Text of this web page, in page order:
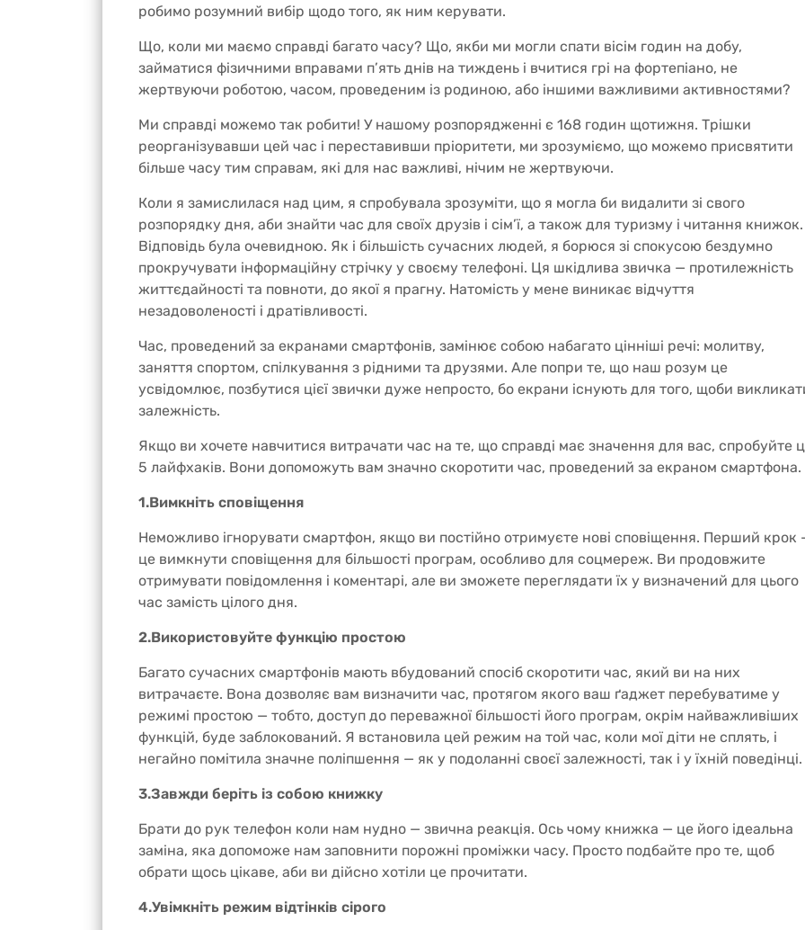
робимо розумний вибір щодо того, як ним керувати.
Що, коли ми маємо справді багато часу? Що, якби ми могли спати вісім годин на добу,
займатися фізичними вправами п’ять днів на тиждень і вчитися грі на фортепіано, не
жертвуючи роботою, часом, проведеним із родиною, або іншими важливими активностями?
Ми справді можемо так робити! У нашому розпорядженні є 168 годин щотижня. Трішки
реорганізувавши цей час і переставивши пріоритети, ми зрозуміємо, що можемо присвятити
більше часу тим справам, які для нас важливі, нічим не жертвуючи.
Коли я замислилася над цим, я спробувала зрозуміти, що я могла би видалити зі свого
розпорядку дня, аби знайти час для своїх друзів і сім’ї, а також для туризму і читання книжок.
Відповідь була очевидною. Як і більшість сучасних людей, я борюся зі спокусою бездумно
прокручувати інформаційну стрічку у своєму телефоні. Ця шкідлива звичка — протилежність
життєдайності та повноти, до якої я прагну. Натомість у мене виникає відчуття
незадоволеності і дратівливості.
Час, проведений за екранами смартфонів, замінює собою набагато цінніші речі: молитву,
заняття спортом, спілкування з рідними та друзями. Але попри те, що наш розум це
усвідомлює, позбутися цієї звички дуже непросто, бо екрани існують для того, щоби
залежність.
Якщо ви хочете навчитися витрачати час на те, що справді має значення для вас, спробуйте
5 лайфхаків. Вони допоможуть вам значно скоротити час, проведений за екраном смартфона.
1.Вимкніть сповіщення
Неможливо ігнорувати смартфон, якщо ви постійно отримуєте нові сповіщення. Перший крок
це вимкнути сповіщення для більшості програм, особливо для соцмереж. Ви продовжите
отримувати повідомлення і коментарі, але ви зможете переглядати їх у визначений для цього
час замість цілого дня.
2.Використовуйте функцію простою
Багато сучасних смартфонів мають вбудований спосіб скоротити час, який ви на них
витрачаєте. Вона дозволяє вам визначити час, протягом якого ваш ґаджет перебуватиме у
режимі простою — тобто, доступ до переважної більшості його програм, окрім найважливіших
функцій, буде заблокований. Я встановила цей режим на той час, коли мої діти не сплять, і
негайно помітила значне поліпшення — як у подоланні своєї залежності, так і у їхній поведінці.
3.Завжди беріть із собою книжку
Брати до рук телефон коли нам нудно — звична реакція. Ось чому книжка — це його ідеальна
заміна, яка допоможе нам заповнити порожні проміжки часу. Просто подбайте про те, щоб
обрати щось цікаве, аби ви дійсно хотіли це прочитати.
4.Увімкніть режим відтінків сірого